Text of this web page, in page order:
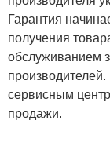
Гарантия
получения
обслуживанием
сервисным
продажи.